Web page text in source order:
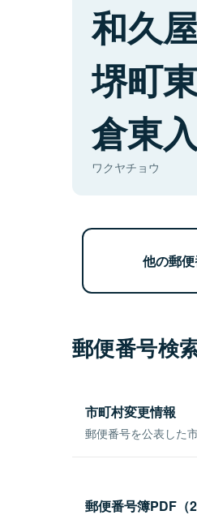
和久
堺町
倉東入
ワクヤチョウ
他の郵
郵便番号検
市町村変更情報
郵便番号を公表した
郵便番号簿PDF（